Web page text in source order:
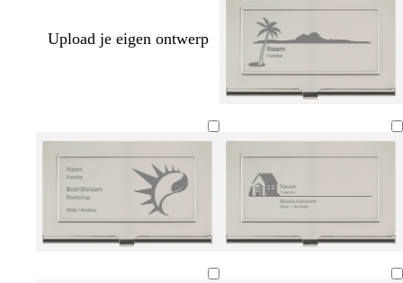
Upload je eigen ontwerp